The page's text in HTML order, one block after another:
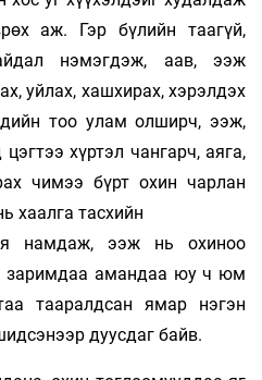
аж. Гэр бүлийн таагүй,
нэмэгдэж, аав, ээж
уйлах, хашхирах, хэрэлдэх
тоо улам олширч, ээж,
хүртэл чангарч, аяга,
чимээ бүрт охин чарлан
хаалга тасхийн
намдаж, ээж нь охиноо
заримдаа амандаа юу ч юм
тааралдсан ямар нэгэн
дуусдаг байв.